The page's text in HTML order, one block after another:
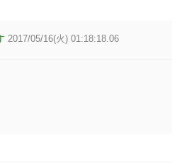
2017/05/16(火) 01:18:18.06